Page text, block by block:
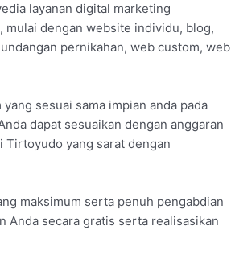
layanan digital marketing
mulai dengan website individu, blog,
pernikahan, web custom, web
sesuai sama impian anda pada
dapat sesuaikan dengan anggaran
Tirtoyudo yang sarat dengan
maksimum serta penuh pengabdian
Anda secara gratis serta realisasikan